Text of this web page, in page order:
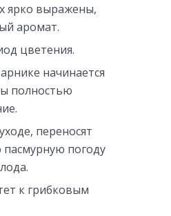
ярко выражены,
аромат.
цветения.
начинается
полностью
переносят
погоду
к грибковым